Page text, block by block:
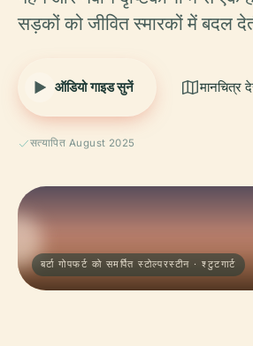
सड़कों को जीवित स्मारकों में बदल
ऑडियो गाइड सुनें मानचित्र
सत्यापित August 2025
बर्टा गोपफर्ट को समर्पित स्टोल्परस्टीन · श्टुटगार्ट